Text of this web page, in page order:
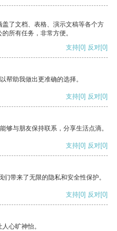
了文档、表格、演示文稿等各个方
所有任务，非常方便。
支持[0] 反对[0]
帮助我做出更准确的选择。
支持[0] 反对[0]
够与朋友保持联系，分享生活点滴。
支持[0] 反对[0]
带来了无限的隐私和安全性保护。
支持[0] 反对[0]
心旷神怡。